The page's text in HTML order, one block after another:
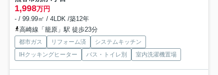
1,998万円
- / 99.99㎡ / 4LDK /築12年
高崎線「籠原」駅 徒歩23分
都市ガス リフォーム済
システムキッチン
IHクッキングヒーター
バス・トイレ別 室内洗濯機置場